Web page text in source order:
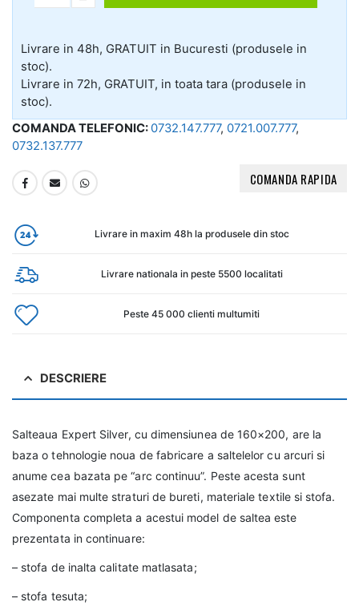
Livrare in 48h, GRATUIT in Bucuresti (produsele in
stoc).
Livrare in 72h, GRATUIT, in toata tara (produsele in
stoc).
COMANDA TELEFONIC: 0732.147.777, 0721.007.777,
0732.137.777
COMANDA RAPIDA
Livrare in maxim 48h la produsele din stoc
Livrare nationala in peste 5500 localitati
Peste 45 000 clienti multumiti
DESCRIERE
Salteaua Expert Silver, cu dimensiunea de 160×200, are la
baza o tehnologie noua de fabricare a saltelelor cu arcuri si
anume cea bazata pe “arc continuu”. Peste acesta sunt
asezate mai multe straturi de bureti, materiale textile si stofa.
Componenta completa a acestui model de saltea este
prezentata in continuare:
– stofa de inalta calitate matlasata;
– stofa tesuta;